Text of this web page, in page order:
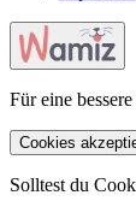
Für eine
Cookies
Solltest du